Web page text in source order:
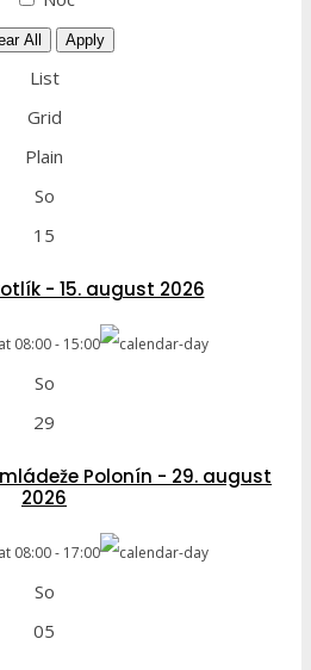
All Apply
List
Grid
Plain
So
15
- 15. august 2026
at 08:00- 15:00
So
29
Polonín - 29. august
2026
at 08:00- 17:00
So
05